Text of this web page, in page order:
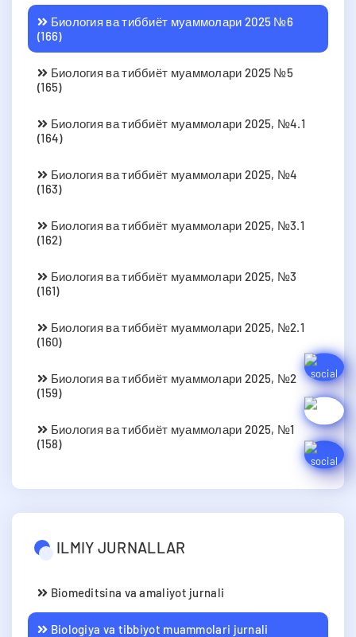
Биология ва тиббиёт муаммолари 2025 №6
(166)
Биология ва тиббиёт муаммолари 2025 №5
(165)
Биология ва тиббиёт муаммолари 2025, №4.1
(164)
Биология ва тиббиёт муаммолари 2025, №4
(163)
Биология ва тиббиёт муаммолари 2025, №3.1
(162)
Биология ва тиббиёт муаммолари 2025, №3
(161)
Биология ва тиббиёт муаммолари 2025, №2.1
(160)
Биология ва тиббиёт муаммолари 2025, №2
(159)
Биология ва тиббиёт муаммолари 2025, №1
(158)
ILMIY JURNALLAR
Biomeditsina va amaliyot jurnali
Biologiya va tibbiyot muammolari jurnali